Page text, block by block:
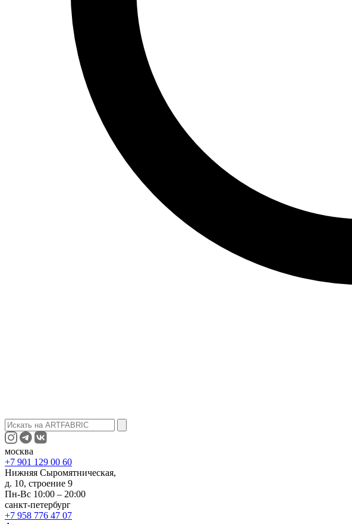
москва
+7 901 129 00 60
Нижняя Сыромятническая,
д. 10, строение 9
Пн-Вс 10:00 – 20:00
санкт-петербург
+7 958 776 47 07